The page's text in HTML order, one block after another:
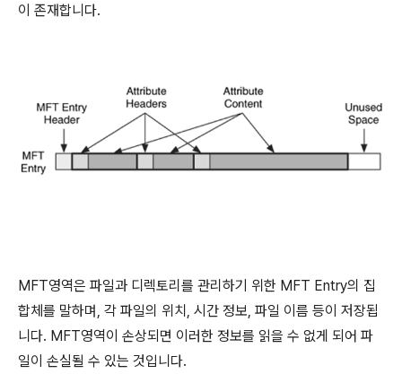
이 존재합니다.
MFT영역은 파일과 디렉토리를 관리하기 위한 MFT Entry의 집
합체를 말하며, 각 파일의 위치, 시간 정보, 파일 이름 등이 저장됩
니다. MFT영역이 손상되면 이러한 정보를 읽을 수 없게 되어 파
일이 손실될 수 있는 것입니다.